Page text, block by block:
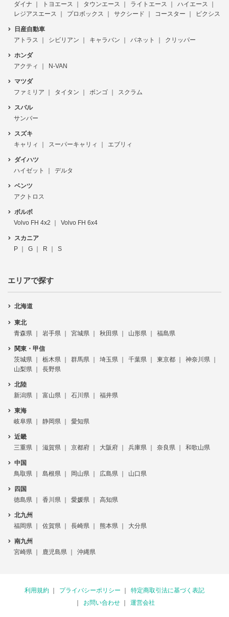
ダイナ
トヨエース タウンエース ライトエース
ハイエース
レジアスエース
プロボックス サクシード コースター ピクシス
日産自動車
アトラス
シビリアン キャラバン バネット クリッパー
ホンダ
アクティ
N-VAN
マツダ
ファミリア
タイタン ボンゴ スクラム
スバル
サンバー
スズキ
キャリィ
スーパーキャリィ エブリィ
ダイハツ
ハイゼット
デルタ
ベンツ
アクトロス
ボルボ
Volvo FH 4x2
Volvo FH 6x4
スカニア
P
G R S
エリアで探す
北海道
東北
青森県
岩手県 宮城県 秋田県 山形県 福島県
関東・甲信
茨城県
栃木県 群馬県 埼玉県 千葉県 東京都
神奈川県
山梨県
長野県
北陸
新潟県
富山県 石川県 福井県
東海
岐阜県
静岡県 愛知県
近畿
三重県
滋賀県 京都府 大阪府 兵庫県 奈良県 和歌山県
中国
鳥取県
島根県 岡山県 広島県 山口県
四国
徳島県
香川県 愛媛県 高知県
北九州
福岡県
佐賀県 長崎県 熊本県 大分県
南九州
宮崎県
鹿児島県 沖縄県
利用規約 プライバシーポリシー
特定商取引法に基づく表記
お問い合わせ
運営会社